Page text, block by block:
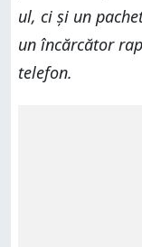
ul, ci și un
un încărcător
telefon.